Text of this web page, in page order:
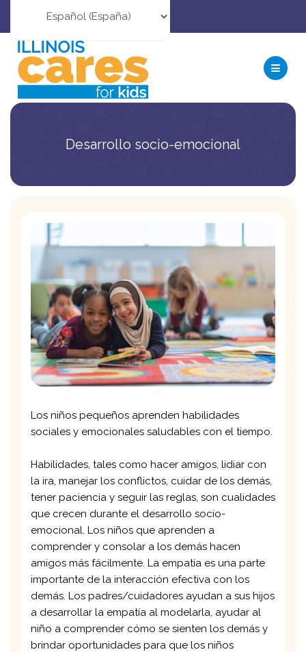
Desarrollo socio-emocional
Los niños pequeños aprenden habilidades
sociales y emocionales saludables con el tiempo.
Habilidades, tales como hacer amigos, lidiar con
la ira, manejar los conflictos, cuidar de los demás,
tener paciencia y seguir las reglas, son cualidades
que crecen durante el desarrollo socio-
emocional. Los niños que aprenden a
comprender y consolar a los demás hacen
amigos más fácilmente. La empatía es una parte
importante de la interacción efectiva con los
demás. Los padres/cuidadores ayudan a sus hijos
a desarrollar la empatía al modelarla, ayudar al
niño a comprender cómo se sienten los demás y
brindar oportunidades para que los niños